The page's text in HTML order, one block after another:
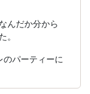
んだか分から
。
パーティーに